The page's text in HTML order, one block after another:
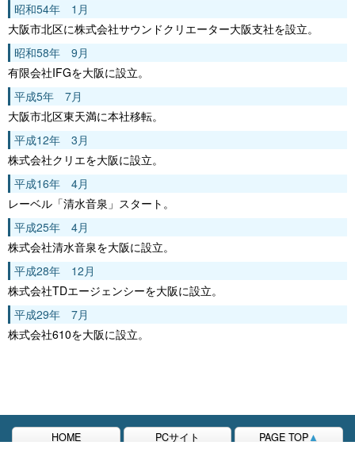
昭和54年 1月
大阪市北区に株式会社サウンドクリエーター大阪支社を設立。
昭和58年 9月
有限会社IFGを大阪に設立。
平成5年 7月
大阪市北区東天満に本社移転。
平成12年 3月
株式会社クリエを大阪に設立。
平成16年 4月
レーベル「清水音泉」スタート。
平成25年 4月
株式会社清水音泉を大阪に設立。
平成28年 12月
株式会社TDエージェンシーを大阪に設立。
平成29年 7月
株式会社610を大阪に設立。
HOME PCサイト PAGE TOP▲